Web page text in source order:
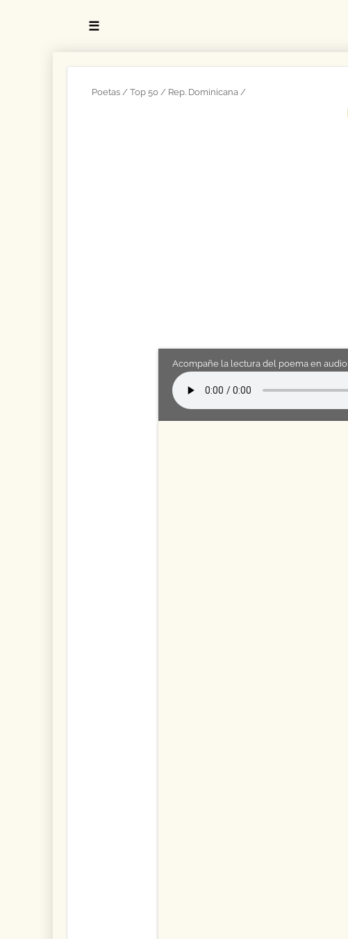
☰
Poetas Top 50 Rep. Dominicana
Acompañe la lectura del poema en audio